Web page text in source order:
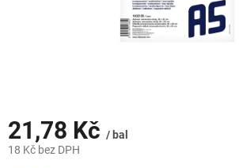
21,78 Kč / bal
18 Kč bez DPH